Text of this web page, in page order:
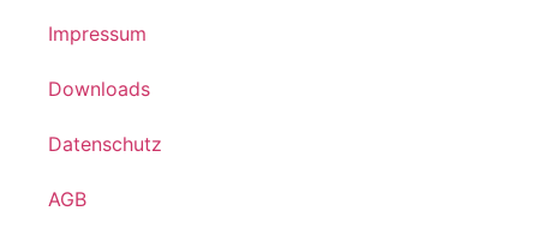
Impressum
Downloads
Datenschutz
AGB